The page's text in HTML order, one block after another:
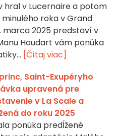
hral v Lucernaire a potom
minulého roka v Grand
marca 2025 predstaví v
Houdart vám ponúka
[Čítaj viac]
Saint-Exupéryho
upravená pre
v La Scale a
do roku 2025
ponúka predĺžené